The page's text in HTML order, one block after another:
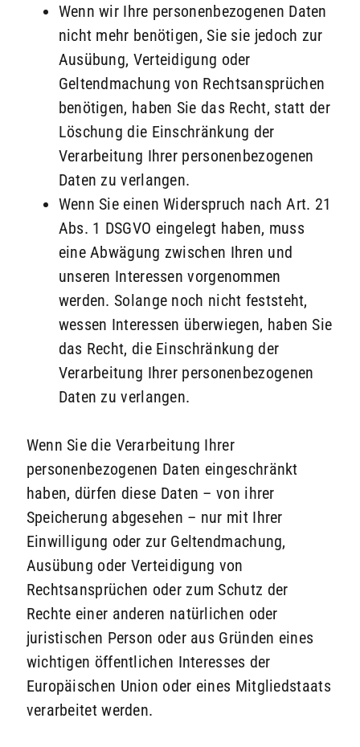
Wenn wir Ihre personenbezogenen Daten
nicht mehr benötigen, Sie sie jedoch zur
Ausübung, Verteidigung oder
Geltendmachung von Rechtsansprüchen
benötigen, haben Sie das Recht, statt der
Löschung die Einschränkung der
Verarbeitung Ihrer personenbezogenen
Daten zu verlangen.
Wenn Sie einen Widerspruch nach Art. 21
Abs. 1 DSGVO eingelegt haben, muss
eine Abwägung zwischen Ihren und
unseren Interessen vorgenommen
werden. Solange noch nicht feststeht,
wessen Interessen überwiegen, haben Sie
das Recht, die Einschränkung der
Verarbeitung Ihrer personenbezogenen
Daten zu verlangen.
Wenn Sie die Verarbeitung Ihrer
personenbezogenen Daten eingeschränkt
haben, dürfen diese Daten – von ihrer
Speicherung abgesehen – nur mit Ihrer
Einwilligung oder zur Geltendmachung,
Ausübung oder Verteidigung von
Rechtsansprüchen oder zum Schutz der
Rechte einer anderen natürlichen oder
juristischen Person oder aus Gründen eines
wichtigen öffentlichen Interesses der
Europäischen Union oder eines Mitgliedstaats
verarbeitet werden.